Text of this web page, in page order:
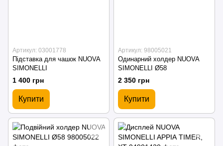
Артикул: 03001778
Підставка для чашок NUOVA
SIMONELLI
1 400 грн
Купити
Артикул: 98005021
Одинарний холдер NUOVA
SIMONELLI Ø58
2 350 грн
Купити